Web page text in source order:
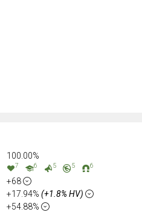
100.00%
7 6 5 5 6
+68
+17.94% (+1.8% HV)
+54.88%